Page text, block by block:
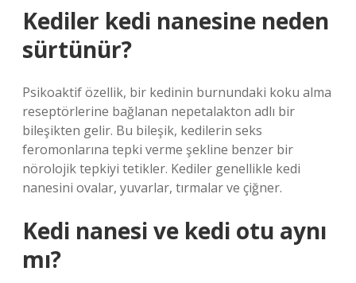
Kediler kedi nanesine neden
sürtünür?
Psikoaktif özellik, bir kedinin burnundaki koku alma
reseptörlerine bağlanan nepetalakton adlı bir
bileşikten gelir. Bu bileşik, kedilerin seks
feromonlarına tepki verme şekline benzer bir
nörolojik tepkiyi tetikler. Kediler genellikle kedi
nanesini ovalar, yuvarlar, tırmalar ve çiğner.
Kedi nanesi ve kedi otu aynı
mı?